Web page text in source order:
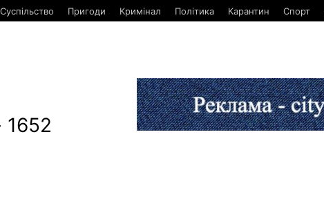
Суспільство Пригоди Кримінал Політика Карантин Спорт